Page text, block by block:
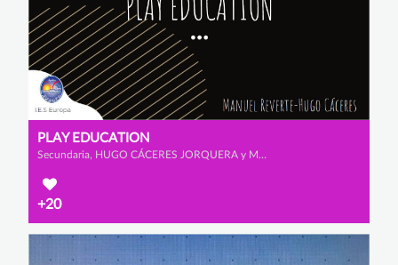
PLAY EDUCATION
Secundaria, HUGO CÁCERES JORQUERA y MANUEL REVERTE VIÚDEZ
+20